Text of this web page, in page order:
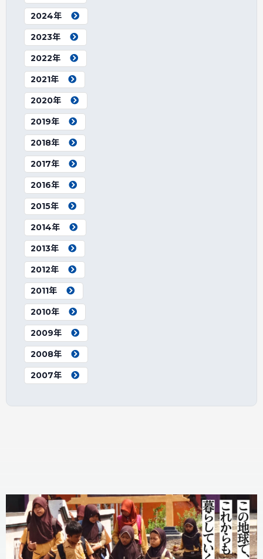
2024年
2023年
2022年
2021年
2020年
2019年
2018年
2017年
2016年
2015年
2014年
2013年
2012年
2011年
2010年
2009年
2008年
2007年